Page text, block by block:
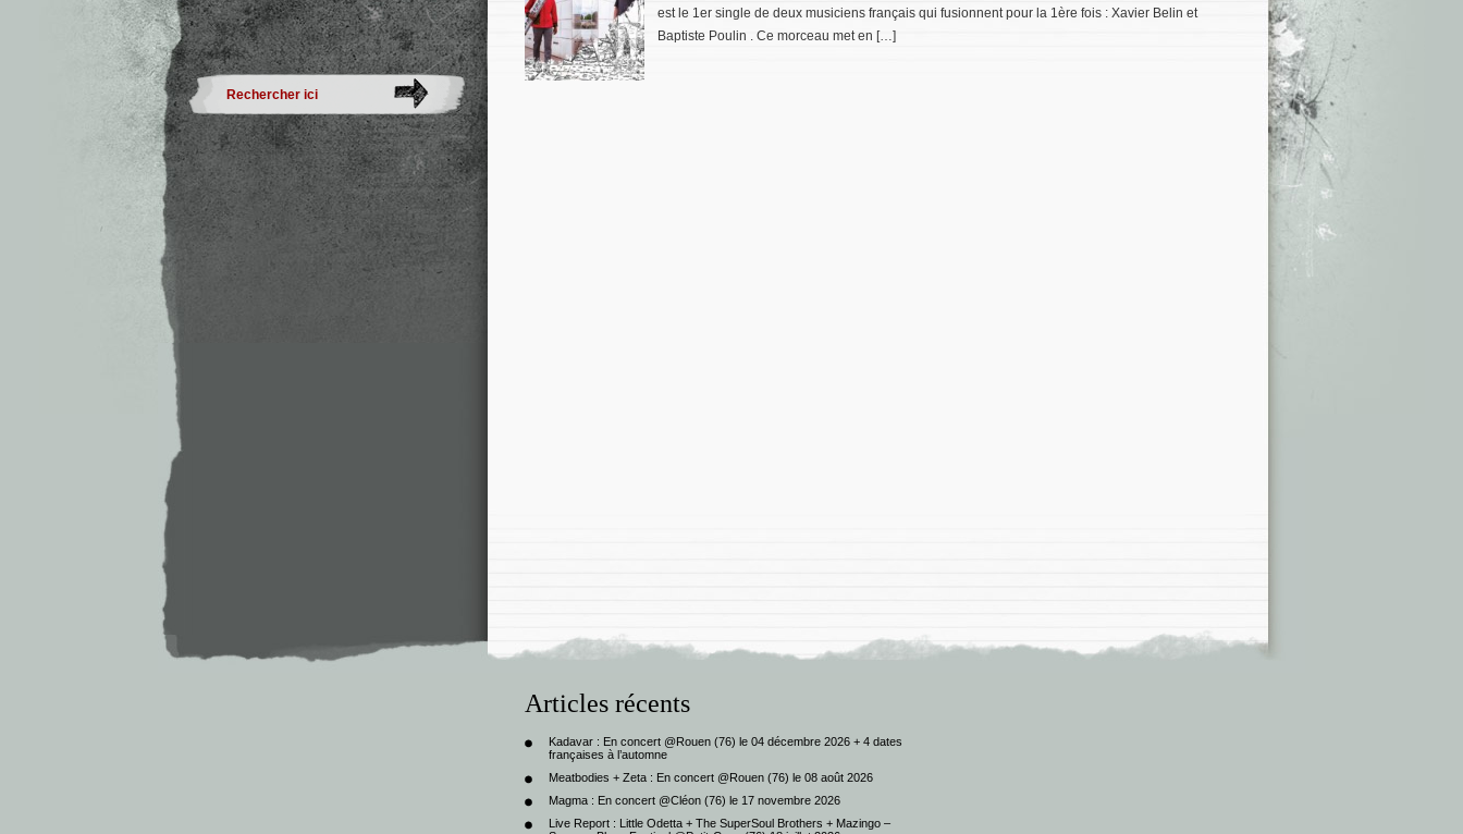
est le 1er single de deux musiciens français qui fusionnent pour la 1ère fois : Xavier Belin et
Baptiste Poulin . Ce morceau met en […]
Articles récents
Kadavar : En concert @Rouen (76) le 04 décembre 2026 + 4 dates
françaises à l’automne
Meatbodies + Zeta : En concert @Rouen (76) le 08 août 2026
Magma : En concert @Cléon (76) le 17 novembre 2026
Live Report : Little Odetta + The SuperSoul Brothers + Mazingo –